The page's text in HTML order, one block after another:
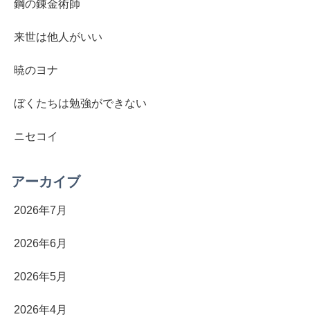
鋼の錬金術師
来世は他人がいい
暁のヨナ
ぼくたちは勉強ができない
ニセコイ
アーカイブ
2026年7月
2026年6月
2026年5月
2026年4月